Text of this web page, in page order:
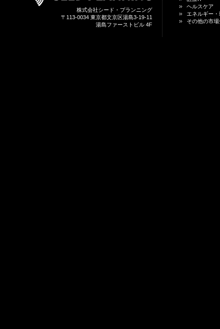
株式会社シード・プランニング
〒113-0034 東京都文京区湯島3-19-11
湯島ファーストビル 4F
ヘルスケア
エネルギー
その他の市